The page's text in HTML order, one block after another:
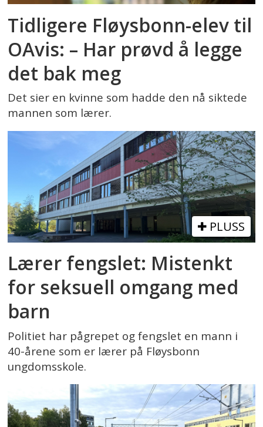
Tidligere Fløysbonn-elev til
OAvis: – Har prøvd å legge
det bak meg
Det sier en kvinne som hadde den nå siktede
mannen som lærer.
PLUSS
Lærer fengslet: Mistenkt
for seksuell omgang med
barn
Politiet har pågrepet og fengslet en mann i
40-årene som er lærer på Fløysbonn
ungdomsskole.